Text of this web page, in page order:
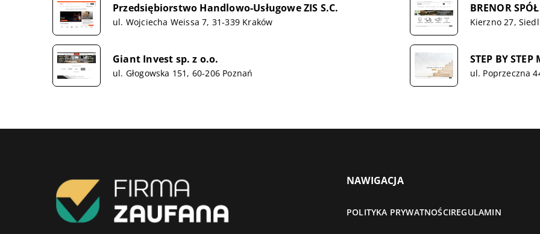
Przedsiębiorstwo Handlowo-Usługowe ZIS S.C.
ul. Wojciecha Weissa 7, 31-339 Kraków
BRENOR
Kierzno 27,
Giant Invest sp. z o.o.
ul. Głogowska 151, 60-206 Poznań
STEP BY
ul. Poprzeczna
NAWIGACJA
POLITYKA PRYWATNOŚCIREGULAMIN